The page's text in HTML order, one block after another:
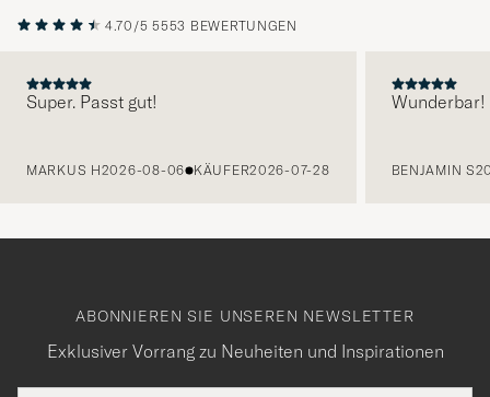
4.70/5 5553 BEWERTUNGEN
Super. Passt gut!
MARKUS H2026-08-06 KÄUFER2026-07-28
Wunderbar!
BENJAMIN S
ABONNIEREN SIE UNSEREN NEWSLETTER
Exklusiver Vorrang zu Neuheiten und Inspirationen